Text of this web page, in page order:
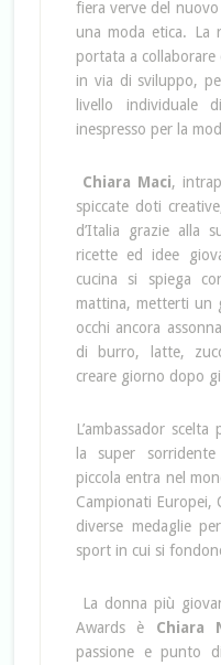
fiera verve del
una moda etica. La
portata a collaborare
in via di sviluppo,
livello individuale
inespresso per la
Chiara Maci,
spiccate doti
d’Italia grazie alla
ricette ed idee
cucina si spiega
mattina, metterti un
occhi ancora
di burro, latte,
creare giorno dopo
L’ambassador
la super sorridente
piccola entra nel
Campionati Europei,
diverse medaglie
sport in cui si
La donna più
Awards è Chiara
passione e punto